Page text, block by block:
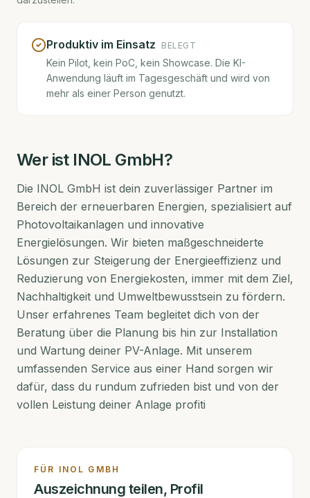
Produktiv im Einsatz BELEGT
Kein Pilot, kein PoC, kein Showcase. Die KI-
Anwendung läuft im Tagesgeschäft und wird von
mehr als einer Person genutzt.
Wer ist INOL GmbH?
Die INOL GmbH ist dein zuverlässiger Partner im
Bereich der erneuerbaren Energien, spezialisiert auf
Photovoltaikanlagen und innovative
Energielösungen. Wir bieten maßgeschneiderte
Lösungen zur Steigerung der Energieeffizienz und
Reduzierung von Energiekosten, immer mit dem Ziel,
Nachhaltigkeit und Umweltbewusstsein zu fördern.
Unser erfahrenes Team begleitet dich von der
Beratung über die Planung bis hin zur Installation
und Wartung deiner PV-Anlage. Mit unserem
umfassenden Service aus einer Hand sorgen wir
dafür, dass du rundum zufrieden bist und von der
vollen Leistung deiner Anlage profiti
FÜR INOL GMBH
Auszeichnung teilen, Profil